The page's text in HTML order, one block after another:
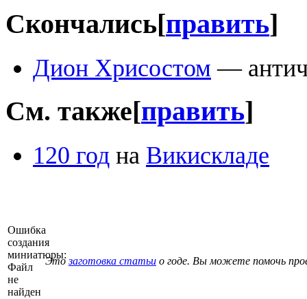
Скончались[править]
Дион Хрисостом —
См. также [править]
120 год на Викискладе
Ошибка
создания
миниатюры:
Файл
не
найден
Этозаготовка статьи о годе. Вы можете помочь